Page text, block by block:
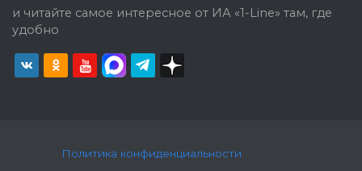
и читайте самое интересное от ИА «1-Line» там, где
удобно
Политика конфиденциальности